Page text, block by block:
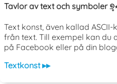
Tavlor av text och symboler
Text konst, även kallad
från text. Till exempel kan du
på Facebook eller på din
Textkonst ▸▸